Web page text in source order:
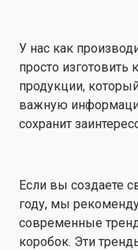
У нас как
просто изготовить
продукции,
важную
сохранит
Если вы создаете
году, мы
современные
коробок. Эти